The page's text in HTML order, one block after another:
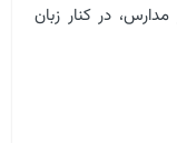
در کنار زبان